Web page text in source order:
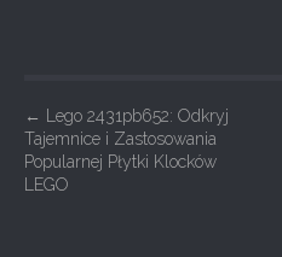
P
o
s
←
Lego 2431pb652: Odkryj
Tajemnice i Zastosowania
Popularnej Płytki Klocków
LEGO